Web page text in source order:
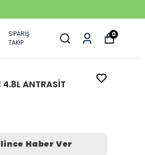
SİPARİŞ
TAKİP
0
ANTRASİT
Haber Ver